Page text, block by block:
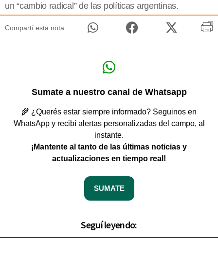
un “cambio radical” de las políticas argentinas.
Compartí esta nota
Sumate a nuestro canal de Whatsapp
🌾 ¿Querés estar siempre informado? Seguinos en
WhatsApp y recibí alertas personalizadas del campo, al
instante.
¡Mantente al tanto de las últimas noticias y
actualizaciones en tiempo real!
SUMATE
Seguí leyendo: